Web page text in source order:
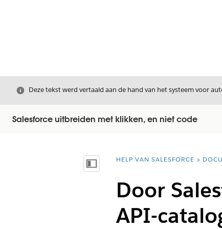
Sluiten
Deze tekst werd vertaald aan de hand van het systeem voor
Salesforce uitbreiden met klikken, en niet code
Inhoudsopgave weergeven
U bent hier:
HELP VAN SALESFORCE
Door
API-